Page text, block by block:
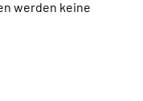
werden keine